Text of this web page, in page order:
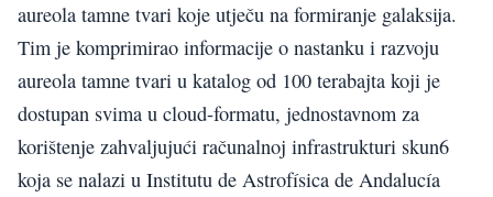
aureola tamne tvari koje utječu na formiranje galaksija.
Tim je komprimirao informacije o nastanku i razvoju
aureola tamne tvari u katalog od 100 terabajta koji je
dostupan svima u cloud-formatu, jednostavnom za
korištenje zahvaljujući računalnoj infrastrukturi skun6
koja se nalazi u Institutu de Astrofísica de Andalucía